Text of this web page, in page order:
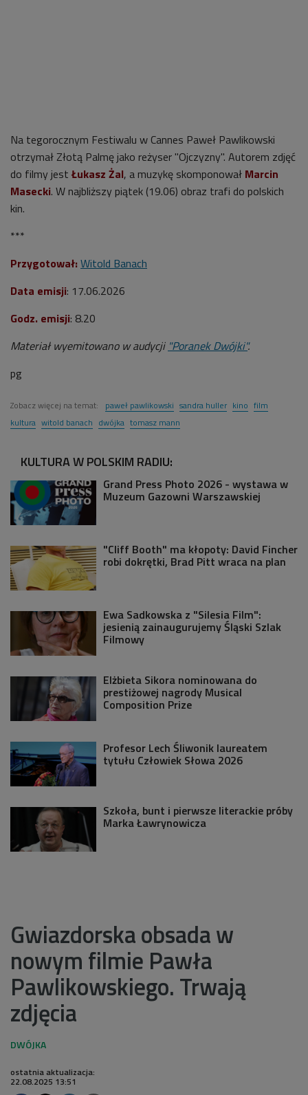
Na tegorocznym Festiwalu w Cannes Paweł Pawlikowski
otrzymał Złotą Palmę jako reżyser "Ojczyzny". Autorem zdjęć
do filmy jest Łukasz Żal, a muzykę skomponował Marcin
Masecki. W najbliższy piątek (19.06) obraz trafi do polskich
kin.
***
Przygotował: Witold Banach
Data emisji: 17.06.2026
Godz. emisji: 8.20
Materiał wyemitowano w audycji "Poranek Dwójki".
pg
Zobacz więcej na temat: paweł pawlikowski sandra huller kino film
kultura witold banach dwójka tomasz mann
KULTURA W POLSKIM RADIU:
Grand Press Photo 2026 - wystawa w
Muzeum Gazowni Warszawskiej
"Cliff Booth" ma kłopoty: David Fincher
robi dokrętki, Brad Pitt wraca na plan
Ewa Sadkowska z "Silesia Film":
jesienią zainaugurujemy Śląski Szlak
Filmowy
Elżbieta Sikora nominowana do
prestiżowej nagrody Musical
Composition Prize
Profesor Lech Śliwonik laureatem
tytułu Człowiek Słowa 2026
Szkoła, bunt i pierwsze literackie próby
Marka Ławrynowicza
Gwiazdorska obsada w
nowym filmie Pawła
Pawlikowskiego. Trwają
zdjęcia
ostatnia aktualizacja:
22.08.2025 13:51